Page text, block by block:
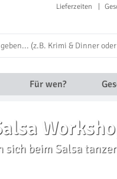
Lieferzeiten
Für wen?
beim Salsa